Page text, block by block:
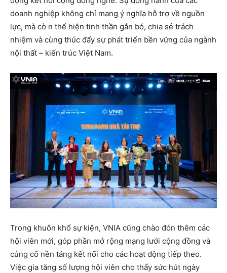
doanh nghiệp không chỉ mang ý nghĩa hỗ trợ về nguồn
lực, mà cò n thể hiện tinh thần gắn bó, chia sẻ trách
nhiệm và cùng thúc đẩy sự phát triển bền vững của ngành
nội thất – kiến trúc Việt Nam.
Trong khuôn khổ sự kiện, VNIA cũng chào đón thêm các
hội viên mới, góp phần mở rộng mạng lưới cộng đồng và
củng cố nền tảng kết nối cho các hoạt động tiếp theo.
Việc gia tăng số lượng hội viên cho thấy sức hút ngày